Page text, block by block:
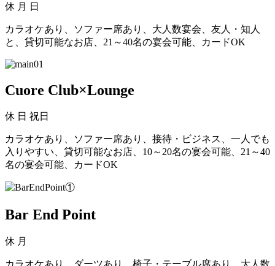
休 月 日
カラオケあり、ソファー席あり、大人数宴会、友人・知人
と、貸切可能なお店、21～40名の宴会可能、カードOK
Cuore Club×Lounge
休 日 祝日
カラオケあり、ソファー席あり、接待・ビジネス、一人でも
入りやすい、貸切可能なお店、10～20名の宴会可能、21～40
名の宴会可能、カードOK
Bar End Point
休 月